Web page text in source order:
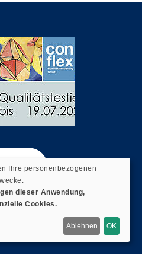
Ihre personenbezogenen
dieser Anwendung,
Cookies.
Ablehnen OK